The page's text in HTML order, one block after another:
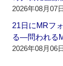
2026年08月07
21日にMRフ
る―問われる
2026年08月06